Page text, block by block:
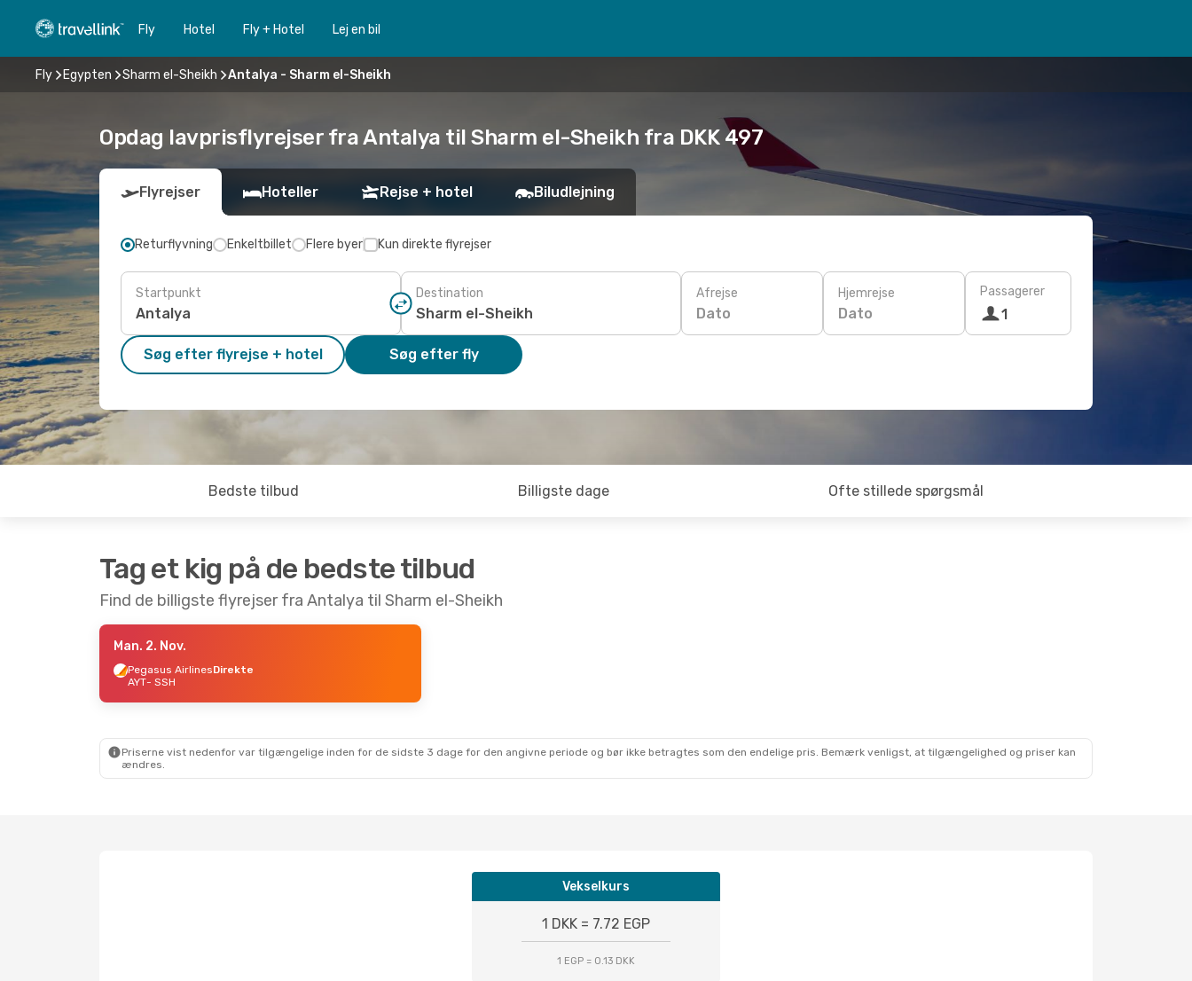
Fly Hotel Fly + Hotel Lej en bil
Fly Egypten Sharm el-Sheikh Antalya - Sharm el-Sheikh
Opdag lavprisflyrejser fra Antalya til Sharm el-Sheikh fra DKK 497
Flyrejser Hoteller Rejse + hotel Biludlejning
Returflyvning Enkeltbillet Flere byer Kun direkte flyrejser
Startpunkt Destination Afrejse
Dato
Hjemrejse
Dato
Passagerer
1
Søg efter flyrejse + hotel Søg efter fly
Bedste tilbud Billigste dage Ofte stillede spørgsmål
Tag et kig på de bedste tilbud
Find de billigste flyrejser fra Antalya til Sharm el-Sheikh
Man. 2. Nov.
Pegasus AirlinesDirekte
AYT- SSH
Priserne vist nedenfor var tilgængelige inden for de sidste 3 dage for den angivne periode og bør ikke betragtes som den endelige pris. Bemærk venligst, at tilgængelighed og priser kan
ændres.
Vekselkurs
1 DKK = 7.72 EGP
1 EGP = 0.13 DKK